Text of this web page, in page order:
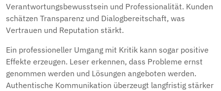
Verantwortungsbewusstsein und Professionalität. Kunden
schätzen Transparenz und Dialogbereitschaft, was
Vertrauen und Reputation stärkt.
Ein professioneller Umgang mit Kritik kann sogar positive
Effekte erzeugen. Leser erkennen, dass Probleme ernst
genommen werden und Lösungen angeboten werden.
Authentische Kommunikation überzeugt langfristig stärker